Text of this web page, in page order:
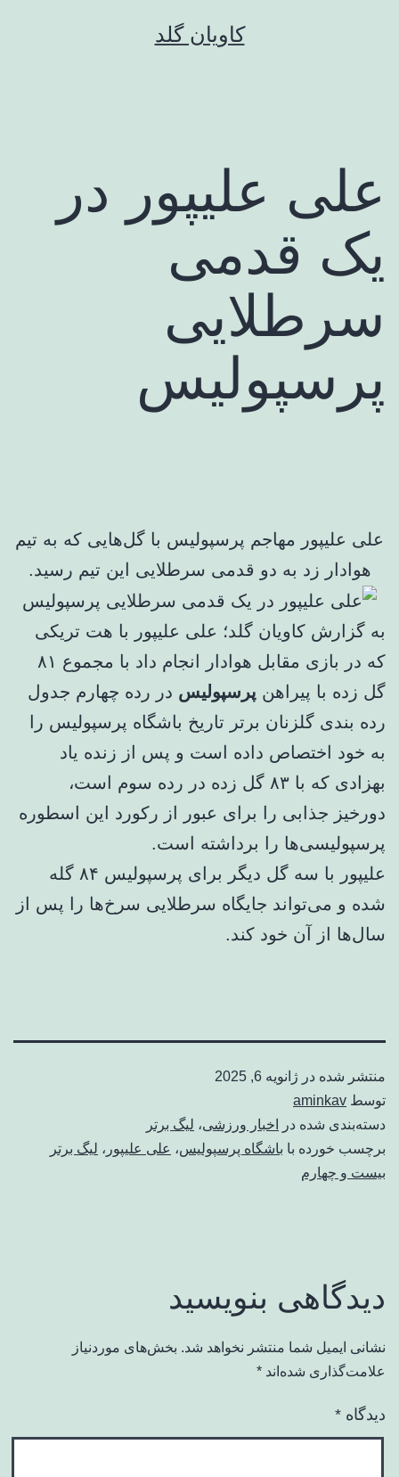
کاویان گلد
علی علیپور در
یک قدمی
سرطلایی
پرسپولیس
علی علیپور مهاجم پرسپولیس با گل‌هایی که به تیم
هوادار زد به دو قدمی سرطلایی این تیم رسید.
به گزارش کاویان گلد؛ علی علیپور با هت تریکی
که در بازی مقابل هوادار انجام داد با مجموع ۸۱
گل زده با پیراهن پرسپولیس در رده چهارم جدول
رده بندی گلزنان برتر تاریخ باشگاه پرسپولیس را
به خود اختصاص داده است و پس از زنده یاد
بهزادی که با ۸۳ گل زده در رده سوم است،
دورخیز جذابی را برای عبور از رکورد این اسطوره
پرسپولیسی‌ها را برداشته است.
علیپور با سه گل دیگر برای پرسپولیس ۸۴ گله
شده و می‌تواند جایگاه سرطلایی سرخ‌ها را پس از
سال‌ها از آن خود کند.
منتشر شده در ژانویه 6, 2025
توسط aminkav
دسته‌بندی شده در
اخبار ورزشی، لیگ برتر
برچسب خورده با باشگاه پرسپولیس، علی علیپور ، لیگ برتر
بیست و چهارم
دیدگاهی بنویسید
نشانی ایمیل شما منتشر نخواهد شد. بخش‌های موردنیاز
علامت‌گذاری شده‌اند *
دیدگاه *